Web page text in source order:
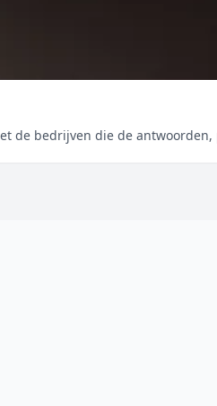
de bedrijven die de antwoorden,